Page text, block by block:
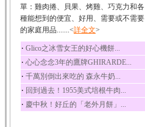
單：雞肉捲、貝果、烤雞、巧克力和各
種能想到的便宜、好用、需要或不需要
的家庭用品.......<詳全文>
‧ Glico之冰雪女王的好心機餅...
‧ 心心念念3年的鷹牌GHIRARDE...
‧ 千萬別倒出來吃的 森永牛奶...
‧ 回到過去！1955美式培根牛肉...
‧ 慶中秋！好丘的「老外月餅」...